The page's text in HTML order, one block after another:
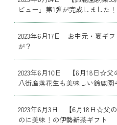
ビュー」第1弾が完成しました！
2023年6月17日 お中元・夏ギ
が？
2023年6月10日 【6月18日☆父
八街産落花生も美味しい鈴鹿園
2023年6月3日 【6月18日☆父
のに美味！の伊勢新茶ギフト